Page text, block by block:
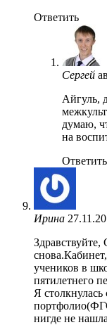
Ответить
Сергей
Айгуль,
думаю,
на
Ответить
Ирина
учеников в
пятилетнего
Я
нигде не